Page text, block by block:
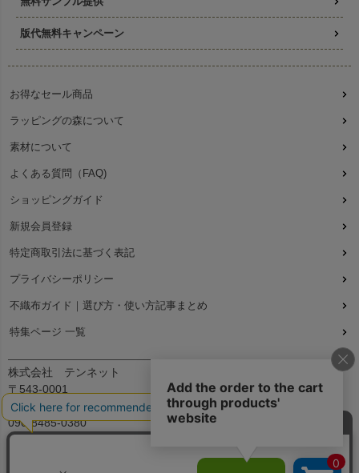
版代無料キャンペーン
お得なセール商品
ラッピングの森について
素材について
よくある質問（FAQ)
ショッピングガイド
新規会員登録
特定商取引法に基づく表記
プライバシーポリシー
不織布ガイド｜選び方・使い方記事まとめ
特集ページ 一覧
株式会社 テンネット
〒543-0001
大阪府大阪市天王寺区上本町7丁目2-23-5B2
090-8485-0380
平日：9:30～12:00、13:00～17:00